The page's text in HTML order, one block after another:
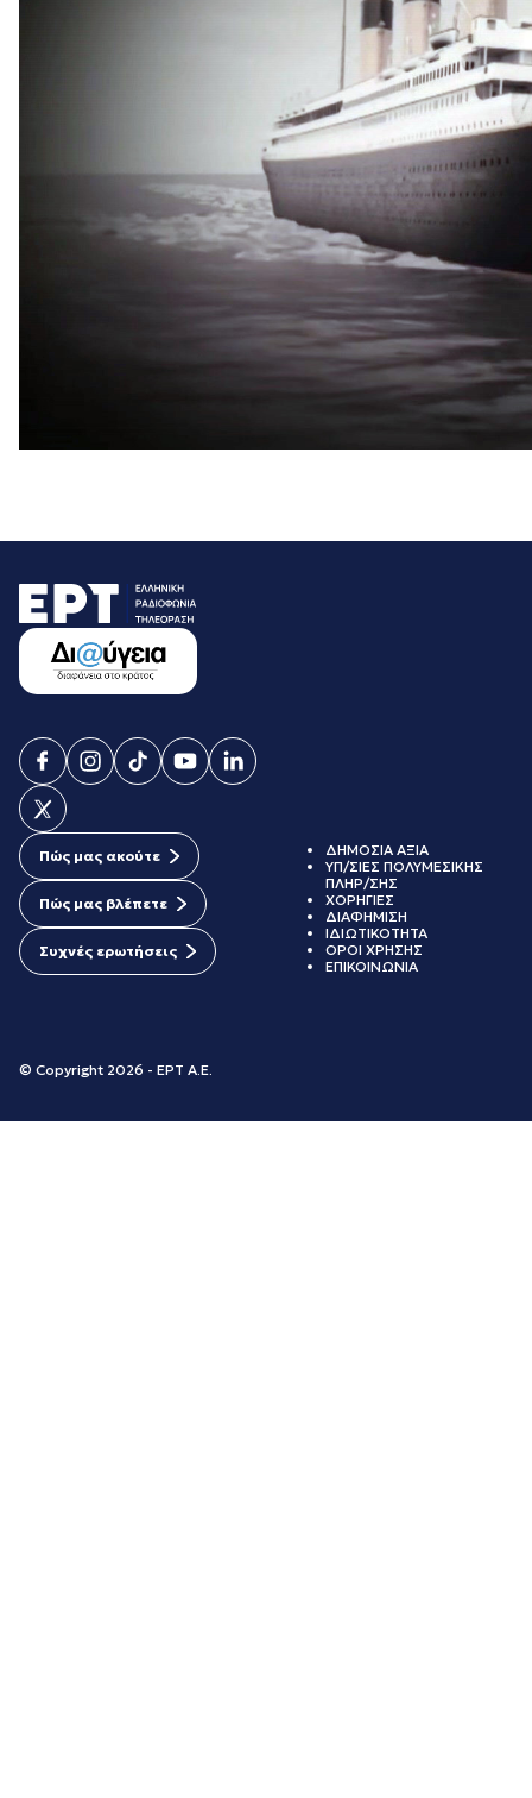
Πώς μας ακούτε
Πώς μας βλέπετε
Συχνές ερωτήσεις
© Copyright 2026 - ΕΡΤ Α.Ε.
ΔΗΜΟΣΙΑ ΑΞΙΑ
ΥΠ/ΣΙΕΣ ΠΟΛΥΜΕΣΙΚΗΣ
ΠΛΗΡ/ΣΗΣ
ΧΟΡΗΓΙΕΣ
ΔΙΑΦΗΜΙΣΗ
ΙΔΙΩΤΙΚΟΤΗΤΑ
ΟΡΟΙ ΧΡΗΣΗΣ
ΕΠΙΚΟΙΝΩΝΙΑ